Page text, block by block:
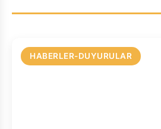
HABERLER-DUYURULAR